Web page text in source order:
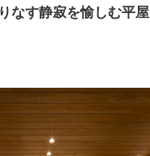
なす静寂を愉しむ平屋